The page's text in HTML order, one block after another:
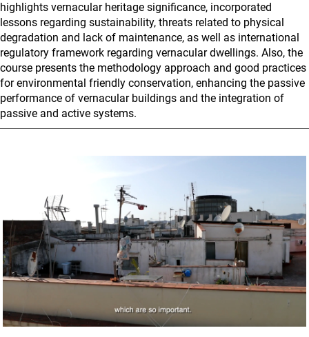
highlights vernacular heritage significance, incorporated
lessons regarding sustainability, threats related to physical
degradation and lack of maintenance, as well as international
regulatory framework regarding vernacular dwellings. Also, the
course presents the methodology approach and good practices
for environmental friendly conservation, enhancing the passive
performance of vernacular buildings and the integration of
passive and active systems.